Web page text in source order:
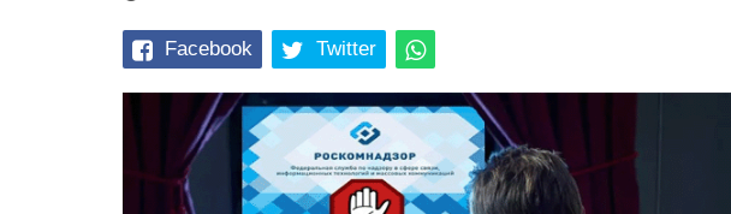
Facebook Twitter